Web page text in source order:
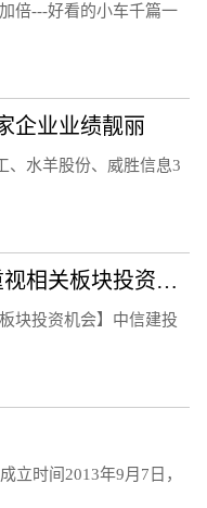
倍---好看的小车千篇一
企业业绩靓丽
、水羊股份、威胜信息3
中信建投：原油再度走强 重视相关板块投资机会
块投资机会】中信建投
立时间2013年9月7日，